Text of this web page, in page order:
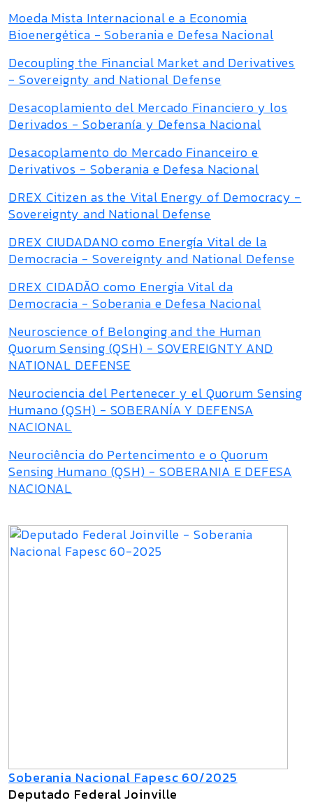
Moeda Mista Internacional e a Economia
Bioenergética - Soberania e Defesa Nacional
Decoupling the Financial Market and Derivatives
- Sovereignty and National Defense
Desacoplamiento del Mercado Financiero y los
Derivados - Soberanía y Defensa Nacional
Desacoplamento do Mercado Financeiro e
Derivativos - Soberania e Defesa Nacional
DREX Citizen as the Vital Energy of Democracy -
Sovereignty and National Defense
DREX CIUDADANO como Energía Vital de la
Democracia - Sovereignty and National Defense
DREX CIDADÃO como Energia Vital da
Democracia - Soberania e Defesa Nacional
Neuroscience of Belonging and the Human
Quorum Sensing (QSH) - SOVEREIGNTY AND
NATIONAL DEFENSE
Neurociencia del Pertenecer y el Quorum Sensing
Humano (QSH) - SOBERANÍA Y DEFENSA
NACIONAL
Neurociência do Pertencimento e o Quorum
Sensing Humano (QSH) - SOBERANIA E DEFESA
NACIONAL
Soberania Nacional Fapesc 60/2025
Deputado Federal Joinville